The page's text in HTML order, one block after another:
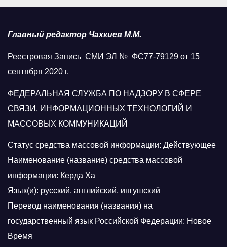
Главный редактор Чахкиев М.М.
Реестровая Запись СМИ ЭЛ № ФС77-79129 от 15
сентября 2020 г.
ФЕДЕРАЛЬНАЯ СЛУЖБА ПО НАДЗОРУ В СФЕРЕ
СВЯЗИ, ИНФОРМАЦИОННЫХ ТЕХНОЛОГИЙ И
МАССОВЫХ КОММУНИКАЦИЙ
Статус средства массовой информации: Действующее
Наименование (название) средства массовой
информации: Керда Ха
Язык(и): русский, английский, ингушский
Перевод наименования (названия) на
государственный язык Российской Федерации: Новое
Время